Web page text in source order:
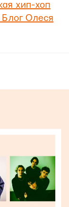
хип-хоп
Блог Олеся